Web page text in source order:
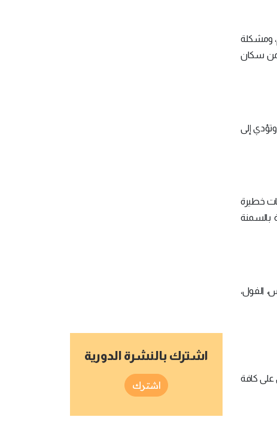
ومشكلة
من المشاكل الصحيّة الخطيرة، ويبلغ عدد المصابين بمرض القولون العصبي حوالي 20% من سكان
إلى
خطيرة
بالسمنة
الفول،
على كافة
اشترك بالنشرة الدورية
اشترك